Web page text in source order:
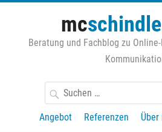
springen
mc
Beratung und Fachblog zu
Suchen
nach:
Angebot
Referenzen Über